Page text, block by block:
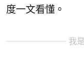
度一文看懂。
我